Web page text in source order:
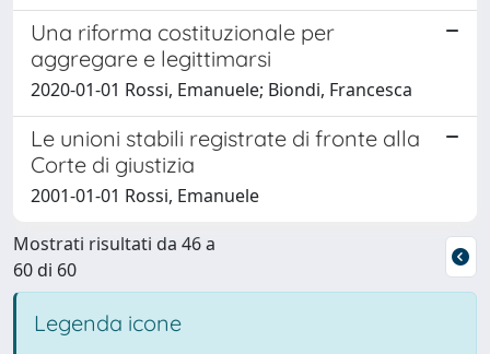
Una riforma costituzionale per
aggregare e legittimarsi
2020-01-01 Rossi, Emanuele; Biondi, Francesca
Le unioni stabili registrate di fronte alla
Corte di giustizia
2001-01-01 Rossi, Emanuele
Mostrati risultati da 46 a
60 di 60
Legenda icone